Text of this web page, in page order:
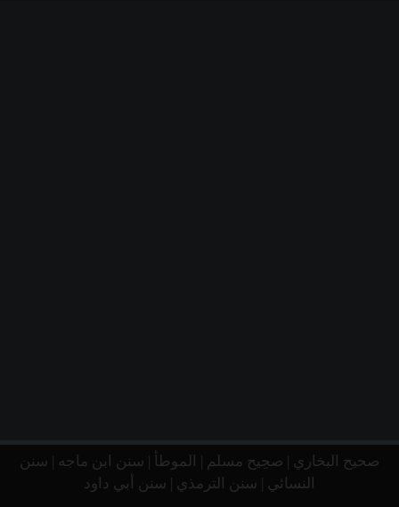
صحيح البخاري| صحِيح مسلم الموطأ سنن ابن ماجه|
سنن
النسائي| سنن الترمذي| سنن أبي داود